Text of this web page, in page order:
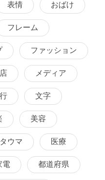
表情 おばけ
フレーム
ファッション
メディア
文字
美容
ウマ 医療
電 都道府県